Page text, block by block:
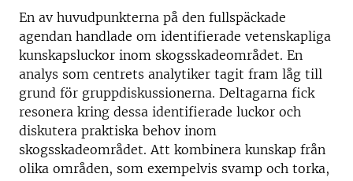
En av huvudpunkterna på den fullspäckade
agendan handlade om identifierade vetenskapliga
kunskapsluckor inom skogsskadeområdet. En
analys som centrets analytiker tagit fram låg till
grund för gruppdiskussionerna. Deltagarna fick
resonera kring dessa identifierade luckor och
diskutera praktiska behov inom
skogsskadeområdet. Att kombinera kunskap från
olika områden, som exempelvis svamp och torka,